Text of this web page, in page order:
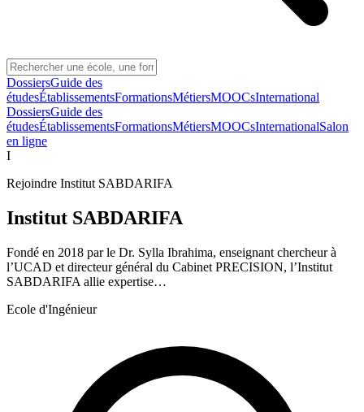
DossiersGuide des
étudesÉtablissementsFormationsMétiersMOOCsInternational
DossiersGuide des
étudesÉtablissementsFormationsMétiersMOOCsInternationalSalon
en ligne
I
Rejoindre Institut SABDARIFA
Institut SABDARIFA
Fondé en 2018 par le Dr. Sylla Ibrahima, enseignant chercheur à
l’UCAD et directeur général du Cabinet PRECISION, l’Institut
SABDARIFA allie expertise…
Ecole d'Ingénieur